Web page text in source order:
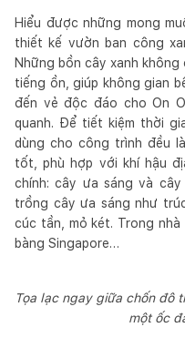
Hiểu được những mong
thiết kế vườn ban công
Những bồn cây xanh không
tiếng ồn, giúp không gian
đến vẻ độc đáo cho On
quanh. Để tiết kiệm thời
dùng cho công trình đều
tốt, phù hợp với khí hậu
chính: cây ưa sáng và
trồng cây ưa sáng như
cúc tần, mỏ két. Trong nhà
bàng Singapore…
Tọa lạc ngay giữa chốn đô
một ốc